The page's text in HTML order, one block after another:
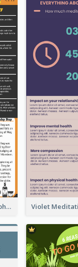
What is Whiskey Infographic